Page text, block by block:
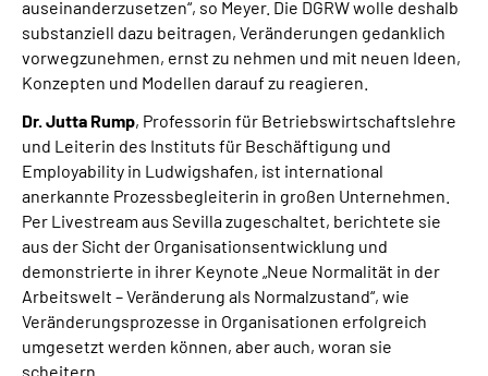
auseinanderzusetzen“, so Meyer. Die DGRW wolle deshalb
substanziell dazu beitragen, Veränderungen gedanklich
vorwegzunehmen, ernst zu nehmen und mit neuen Ideen,
Konzepten und Modellen darauf zu reagieren.
Dr. Jutta Rump, Professorin für Betriebswirtschaftslehre
und Leiterin des Instituts für Beschäftigung und
Employability in Ludwigshafen, ist international
anerkannte Prozessbegleiterin in großen Unternehmen.
Per Livestream aus Sevilla zugeschaltet, berichtete sie
aus der Sicht der Organisationsentwicklung und
demonstrierte in ihrer Keynote „Neue Normalität in der
Arbeitswelt – Veränderung als Normalzustand“, wie
Veränderungsprozesse in Organisationen erfolgreich
umgesetzt werden können, aber auch, woran sie
scheitern.